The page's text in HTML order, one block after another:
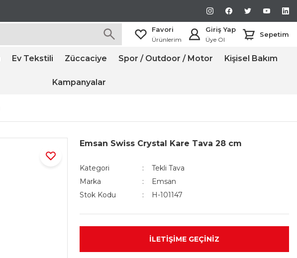
Favori
Ürünlerim
Giriş Yap
Üye Ol
Sepetim
Ev Tekstili Züccaciye Spor / Outdoor / Motor Kişisel Bakım
Kampanyalar
Emsan Swiss Crystal Kare Tava 28 cm
Kategori
Tekli Tava
Marka
Emsan
Stok Kodu
H-101147
İLETIŞIME GEÇINIZ